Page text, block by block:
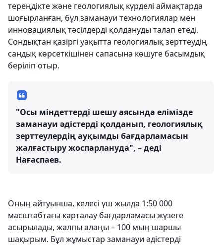
тереңдікте және геологиялық күрделі аймақтарда
шоғырланған, бұл заманауи технологиялар мен
инновациялық тәсілдерді қолдануды талап етеді.
Сондықтан қазіргі уақытта геологиялық зерттеудің
сандық көрсеткішінен сапасына көшуге басымдық
беріліп отыр.
"Осы міндеттерді шешу аясында елімізде
заманауи әдістерді қолданып, геологиялық
зерттеулердің ауқымды бағдарламасын
жалғастыру жоспарлануда", – деді
Нағаспаев.
Оның айтуынша, келесі үш жылда 1:50 000
масштабтағы карталау бағдарламасы жүзеге
асырылады, жалпы алаңы – 100 мың шаршы
шақырым. Бұл жұмыстар заманауи әдістерді